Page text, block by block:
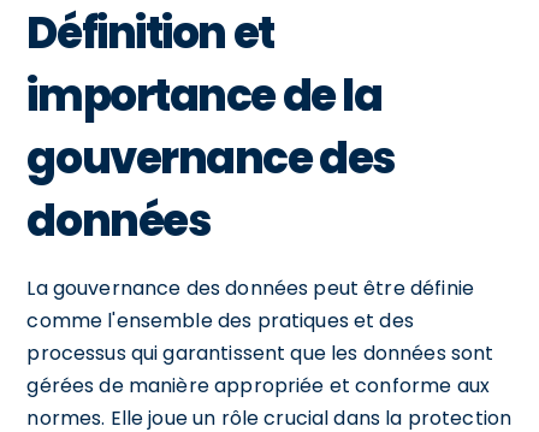
Définition et
importance de la
gouvernance des
données
La gouvernance des données peut être définie
comme l'ensemble des pratiques et des
processus qui garantissent que les données sont
gérées de manière appropriée et conforme aux
normes. Elle joue un rôle crucial dans la protection